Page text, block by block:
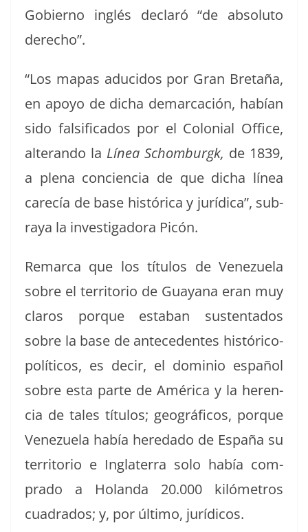
Gob­ier­no inglés declaró “de abso­lu­to
derecho”.
“Los mapas aduci­dos por Gran Bre­taña,
en apoyo de dicha demar­cación, habían
sido fal­si­fi­ca­dos por el Colo­nial Office,
alteran­do la Línea Schom­burgk, de 1839,
a ple­na con­cien­cia de que dicha línea
carecía de base históri­ca y jurídi­ca”, sub­
raya la inves­ti­gado­ra Picón.
Remar­ca que los títu­los de Venezuela
sobre el ter­ri­to­rio de Guayana eran muy
claros porque esta­ban sus­ten­ta­dos
sobre la base de antecedentes históri­co-
políti­cos, es decir, el dominio español
sobre esta parte de Améri­ca y la heren­
cia de tales títu­los; geográ­fi­cos, porque
Venezuela había hereda­do de España su
ter­ri­to­rio e Inglater­ra solo había com­
pra­do a Holan­da 20.000 kilómet­ros
cuadra­dos; y, por últi­mo, jurídicos.